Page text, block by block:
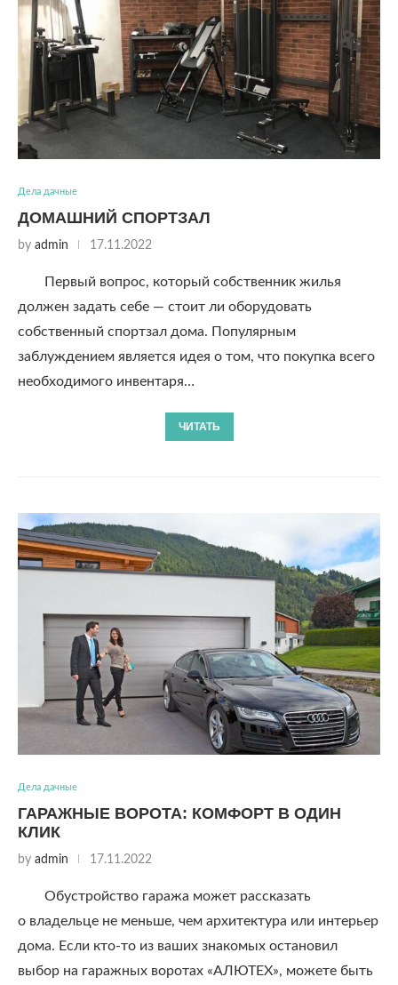
Дела дачные
ДОМАШНИЙ СПОРТЗАЛ
by admin 17.11.2022
Первый вопрос, который собственник жилья
должен задать себе — стоит ли оборудовать
собственный спортзал дома. Популярным
заблуждением является идея о том, что покупка всего
необходимого инвентаря…
ЧИТАТЬ
Дела дачные
ГАРАЖНЫЕ ВОРОТА: КОМФОРТ В ОДИН
КЛИК
by admin 17.11.2022
Обустройство гаража может рассказать
о владельце не меньше, чем архитектура или интерьер
дома. Если кто-то из ваших знакомых остановил
выбор на гаражных воротах «АЛЮТЕХ», можете быть